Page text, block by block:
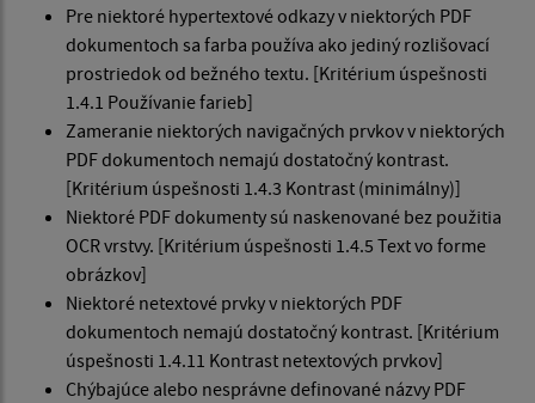
Pre niektoré hypertextové odkazy v niektorých PDF
dokumentoch sa farba používa ako jediný rozlišovací
prostriedok od bežného textu. [Kritérium úspešnosti
1.4.1 Používanie farieb]
Zameranie niektorých navigačných prvkov v niektorých
PDF dokumentoch nemajú dostatočný kontrast.
[Kritérium úspešnosti 1.4.3 Kontrast (minimálny)]
Niektoré PDF dokumenty sú naskenované bez použitia
OCR vrstvy. [Kritérium úspešnosti 1.4.5 Text vo forme
obrázkov]
Niektoré netextové prvky v niektorých PDF
dokumentoch nemajú dostatočný kontrast. [Kritérium
úspešnosti 1.4.11 Kontrast netextových prvkov]
Chýbajúce alebo nesprávne definované názvy PDF